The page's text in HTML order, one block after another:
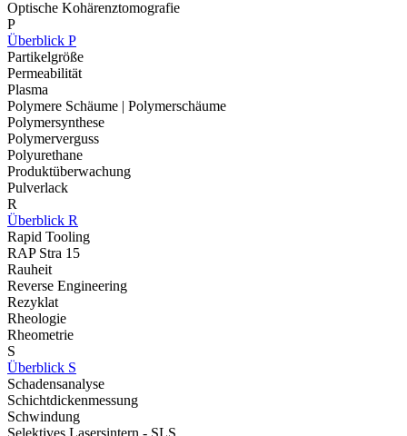
Optische Kohärenztomografie
P
Überblick P
Partikelgröße
Permeabilität
Plasma
Polymere Schäume | Polymerschäume
Polymersynthese
Polymerverguss
Polyurethane
Produktüberwachung
Pulverlack
R
Überblick R
Rapid Tooling
RAP Stra 15
Rauheit
Reverse Engineering
Rezyklat
Rheologie
Rheometrie
S
Überblick S
Schadensanalyse
Schichtdickenmessung
Schwindung
Selektives Lasersintern - SLS